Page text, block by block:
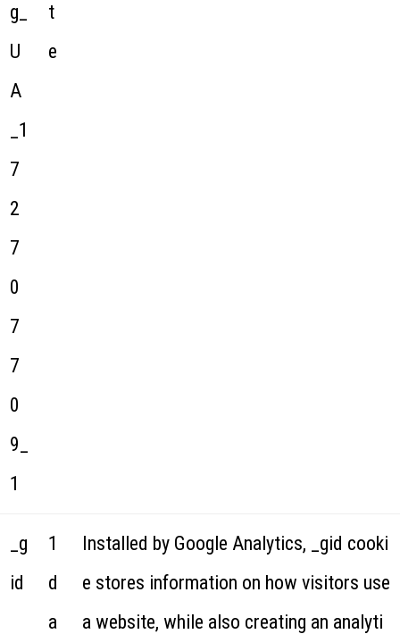
g_
U
A
_1
7
2
7
0
7
7
0
9_
1
t
e
_g
id
1
d
a
Installed by Google Analytics, _gid cooki
e stores information on how visitors use
a website, while also creating an analyti